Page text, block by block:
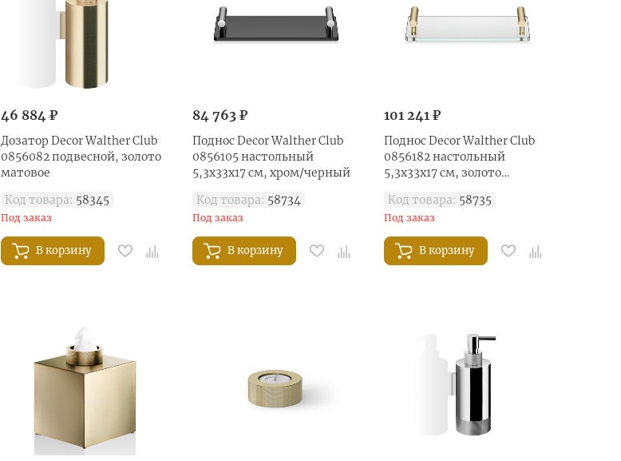
46 884 ₽
Дозатор Decor Walther Club
0856082 подвесной, золото
матовое
Код товара: 58345
Под заказ
В корзину
84 763 ₽
Поднос Decor Walther Club
0856105 настольный
5,3x33x17 см, хром/черный
Код товара: 58734
Под заказ
В корзину
101 241 ₽
Поднос Decor Walther Club
0856182 настольный
5,3x33x17 см, золото
Код товара: 58735
Под заказ
В корзину